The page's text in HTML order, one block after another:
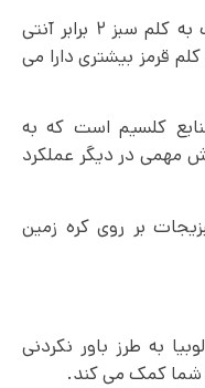
بهتر است که بدانید کلم قرمز نسبت به کلم سبز ۲ برابر آنتی
قرمز بیشتری دارا می
کلسیم است که به
مهمی در دیگر عملکرد
بر روی کره زمین
به طرز باور نکردنی
شما کمک می کند.